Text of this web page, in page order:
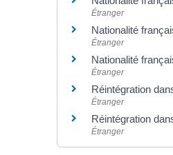
Étranger
Nationalité
Étranger
Nationalité
Étranger
Réintégration
Étranger
Réintégration
Étranger